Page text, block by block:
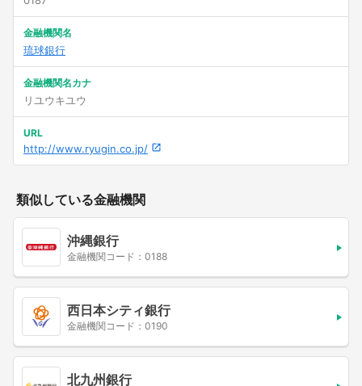
金融機関名
琉球銀行
金融機関名カナ
リユウキユウ
URL
http://www.ryugin.co.jp/
類似している金融機関
沖縄銀行
金融機関コード：0188
西日本シティ銀行
金融機関コード：0190
北九州銀行